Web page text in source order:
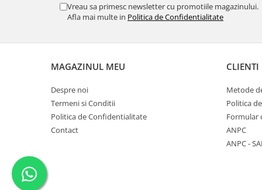
Vreau sa primesc newsletter cu promotiile magazinului.
Afla mai multe in Politica de Confidentialitate
MAGAZINUL MEU
Despre noi
Termeni si Conditii
Politica de Confidentialitate
Contact
CLIENTI
Metode
Politica
Formular
ANPC
ANPC -